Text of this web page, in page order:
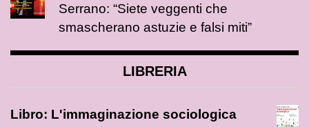
Serrano: “Siete veggenti che
smascherano astuzie e falsi miti”
LIBRERIA
Libro: L'immaginazione sociologica